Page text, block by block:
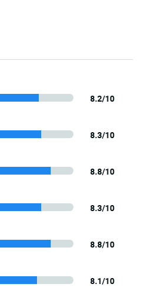
8.2/10
8.3/10
8.8/10
8.3/10
8.8/10
8.1/10